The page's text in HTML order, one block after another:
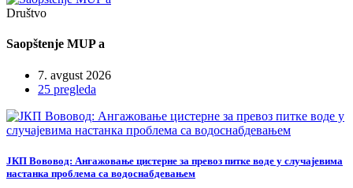
Društvo
Saopštenje MUP a
7. avgust 2026
25 pregleda
ЈКП Вововод: Ангажовање цистерне за превоз питке воде у случајевима
настанка проблема са водоснабдевањем